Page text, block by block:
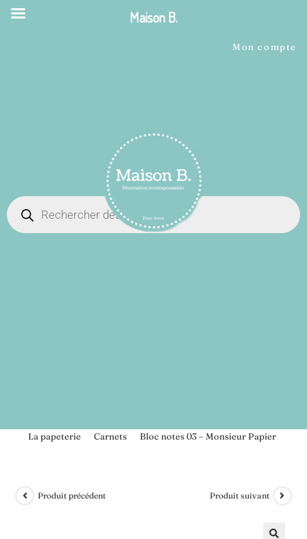
Mon compte
La papeterie Carnets Bloc notes 03 – Monsieur Papier
Produit précédent Produit suivant
Maison B.